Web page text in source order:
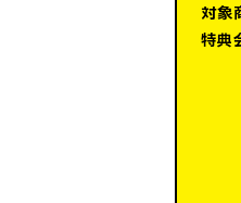
対象
特典